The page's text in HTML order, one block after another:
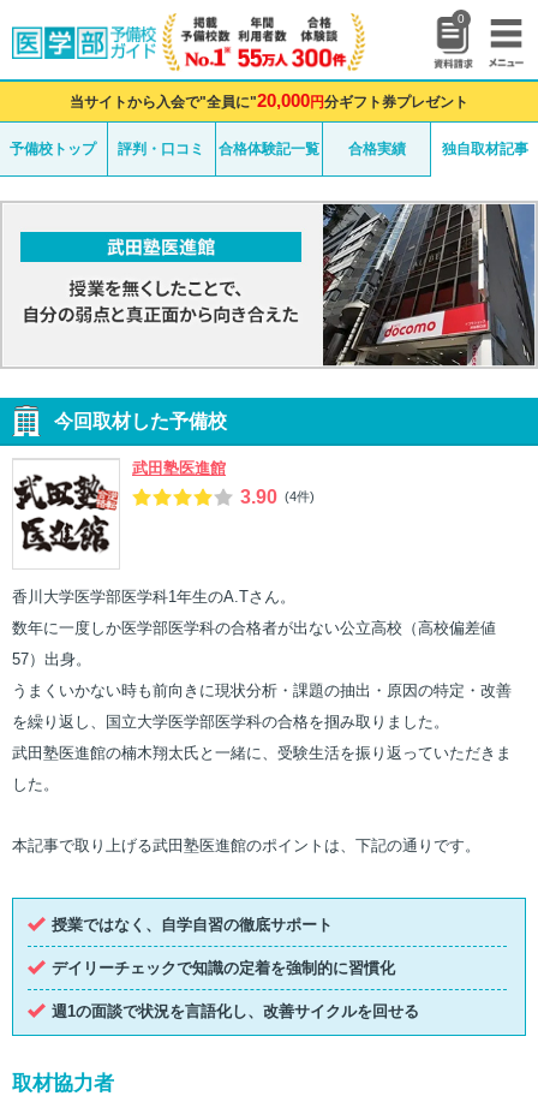
0
当サイトから入会で"全員に"20,000円分ギフト券プレゼント
予備校トップ 評判・口コミ 合格体験記一覧 合格実績 独自取材記事
今回取材した予備校
武田塾医進館
3.90 (4件)
香川大学医学部医学科1年生のA.Tさん。
数年に一度しか医学部医学科の合格者が出ない公立高校（高校偏差値
57）出身。
うまくいかない時も前向きに現状分析・課題の抽出・原因の特定・改善
を繰り返し、国立大学医学部医学科の合格を掴み取りました。
武田塾医進館の楠木翔太氏と一緒に、受験生活を振り返っていただきま
した。
本記事で取り上げる武田塾医進館のポイントは、下記の通りです。
授業ではなく、自学自習の徹底サポート
デイリーチェックで知識の定着を強制的に習慣化
週1の面談で状況を言語化し、改善サイクルを回せる
取材協力者